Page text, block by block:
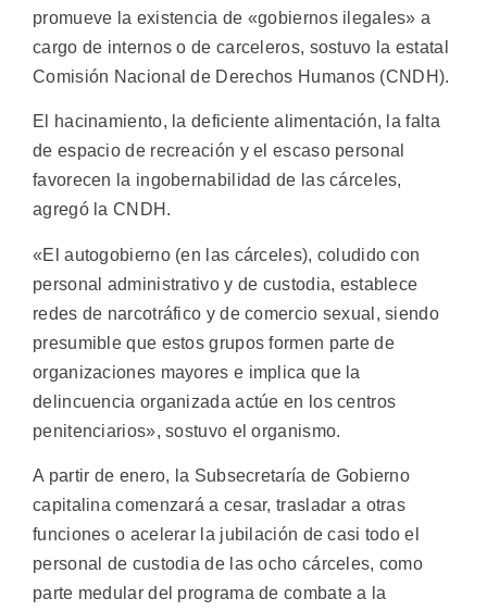
promueve la existencia de «gobiernos ilegales» a
cargo de internos o de carceleros, sostuvo la estatal
Comisión Nacional de Derechos Humanos (CNDH).
El hacinamiento, la deficiente alimentación, la falta
de espacio de recreación y el escaso personal
favorecen la ingobernabilidad de las cárceles,
agregó la CNDH.
«El autogobierno (en las cárceles), coludido con
personal administrativo y de custodia, establece
redes de narcotráfico y de comercio sexual, siendo
presumible que estos grupos formen parte de
organizaciones mayores e implica que la
delincuencia organizada actúe en los centros
penitenciarios», sostuvo el organismo.
A partir de enero, la Subsecretaría de Gobierno
capitalina comenzará a cesar, trasladar a otras
funciones o acelerar la jubilación de casi todo el
personal de custodia de las ocho cárceles, como
parte medular del programa de combate a la